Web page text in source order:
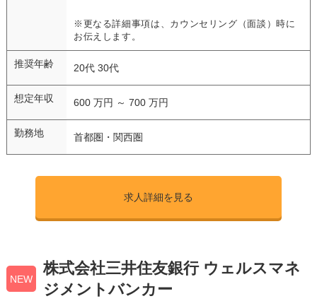
※更なる詳細事項は、カウンセリング（面談）時に
お伝えします。
推奨年齢 20代 30代
想定年収 600 万円 ～ 700 万円
勤務地 首都圏・関西圏
求人詳細を見る
NEW
株式会社三井住友銀行 ウェルスマネ
ジメントバンカー